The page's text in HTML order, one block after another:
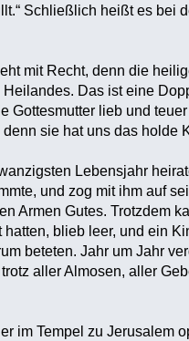
Schließlich heißt es bei
mit Recht, denn die
Das ist eine
lieb und
sie hat uns das holde
Lebensjahr
und zog mit ihm auf
Armen Gutes. Trotzdem
blieb leer, und ein
beteten. Jahr um Jahr
aller Almosen, aller
im Tempel zu Jerusalem